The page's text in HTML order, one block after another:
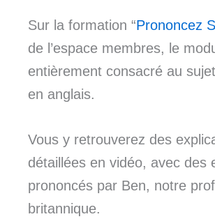
Sur la formation “Prononcez
de l’espace membres, le
entièrement consacré au
en anglais.
Vous y retrouverez des
détaillées en vidéo, avec des
prononcés par Ben, notre
britannique.